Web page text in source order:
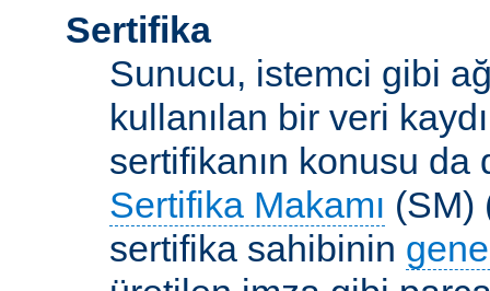
Sertifika
Sunucu, istemci gibi
kullanılan bir veri
sertifikanın konusu da
Sertifika Makamı (SM)
sertifika sahibinin